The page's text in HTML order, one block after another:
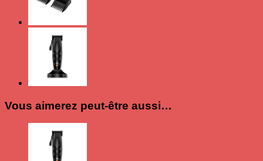
Vous aimerez peut-être aussi…